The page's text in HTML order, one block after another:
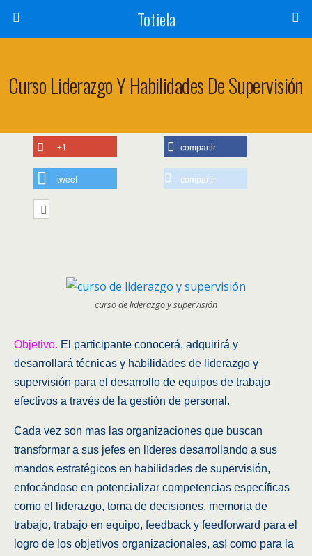
Totiela
Curso Liderazgo Y Habilidades De Supervisión
+1 compartir
tweet compartir
curso de liderazgo y supervisión
Objetivo. El participante conocerá, adquirirá y
desarrollará técnicas y habilidades de liderazgo y
supervisión para el desarrollo de equipos de trabajo
efectivos a través de la gestión de personal.
Cada vez son mas las organizaciones que buscan
transformar a sus jefes en líderes desarrollando a sus
mandos estratégicos en habilidades de supervisión,
enfocándose en potencializar competencias específicas
como el liderazgo, toma de decisiones, memoria de
trabajo, trabajo en equipo, feedback y feedforward para el
logro de los objetivos organizacionales, así como para la